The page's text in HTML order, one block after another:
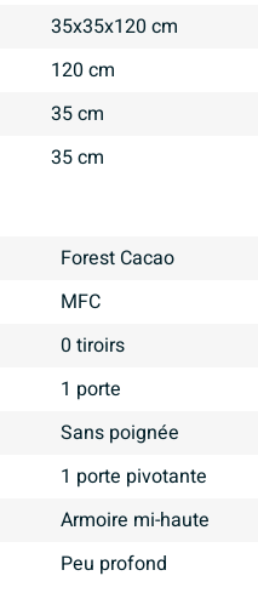
35x35x120 cm
120 cm
35 cm
35 cm
Forest Cacao
MFC
0 tiroirs
1 porte
Sans poignée
1 porte pivotante
Armoire mi-haute
Peu profond